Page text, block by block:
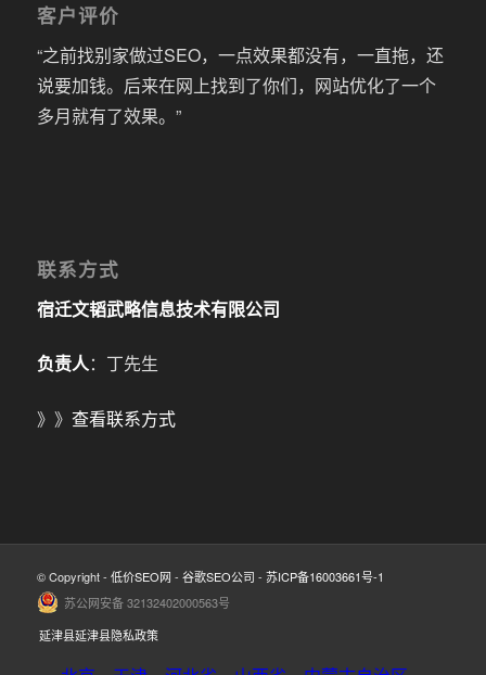
客户评价
“之前找别家做过SEO，一点效果都没有，一直拖，还
说要加钱。后来在网上找到了你们，网站优化了一个
多月就有了效果。”
联系方式
宿迁文韬武略信息技术有限公司
负责人：丁先生
》》 查看联系方式
© Copyright - 低价SEO网 - 谷歌SEO公司 - 苏ICP备16003661号-1
苏公网安备 32132402000563号
延津县延津县隐私政策